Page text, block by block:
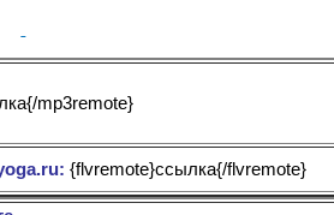
mp3remote}
{flvremote}ссылка{/flvremote}